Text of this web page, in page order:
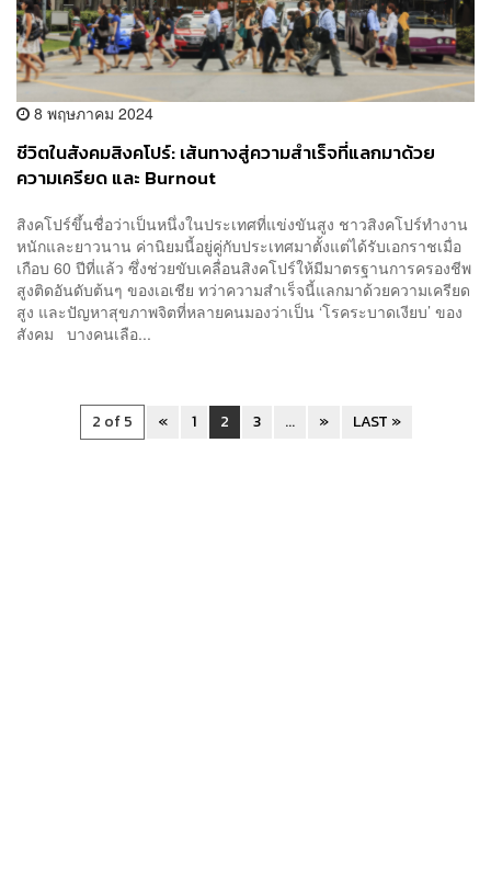
8 พฤษภาคม 2024
ชีวิตในสังคมสิงคโปร์: เส้นทางสู่ความสำเร็จที่แลกมาด้วย
ความเครียด และ Burnout
สิงคโปร์ขึ้นชื่อว่าเป็นหนึ่งในประเทศที่แข่งขันสูง ชาวสิงคโปร์ทำงาน
หนักและยาวนาน ค่านิยมนี้อยู่คู่กับประเทศมาตั้งแต่ได้รับเอกราชเมื่อ
เกือบ 60 ปีที่แล้ว ซึ่งช่วยขับเคลื่อนสิงคโปร์ให้มีมาตรฐานการครองชีพ
สูงติดอันดับต้นๆ ของเอเชีย ทว่าความสำเร็จนี้แลกมาด้วยความเครียด
สูง และปัญหาสุขภาพจิตที่หลายคนมองว่าเป็น ‘โรคระบาดเงียบ’ ของ
สังคม บางคนเลือ...
2 of 5 « 1 2 3 ... » LAST »